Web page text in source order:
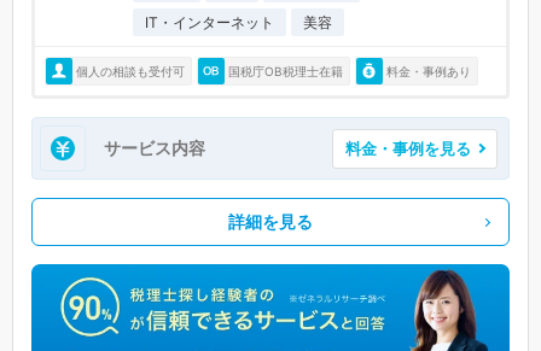
IT・インターネット
美容
個人の相談も受付可 国税庁OB税理士在籍 料金・事例あり
サービス内容 料金・事例を見る
詳細を見る